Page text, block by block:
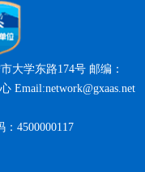
大学东路174号 邮编：
Email:network@gxaas.net
4500000117